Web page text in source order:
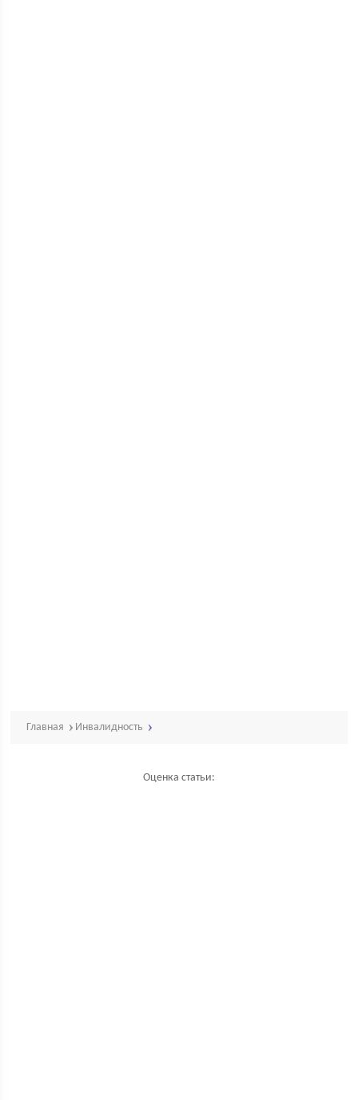
Главная Инвалидность
Оценка статьи: